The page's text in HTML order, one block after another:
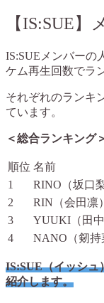
【IS:SUE】
IS:SUEメンバーの
ケム再生回数でラ
それぞれのランキ
ています。
＜総合ランキング
順位 名前
1
RINO（坂口
2
RIN（会田凛）
3
YUUKI（田中
4
NANO（剱持
IS:SUE（イッシュ
紹介します。